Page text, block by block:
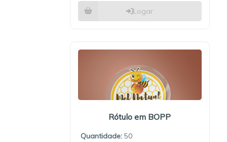
Logar
Rótulo em BOPP
Quantidade: 50